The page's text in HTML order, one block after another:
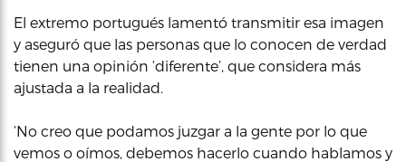
El extremo portugués lamentó transmitir esa imagen
y aseguró que las personas que lo conocen de verdad
tienen una opinión ‘diferente’, que considera más
ajustada a la realidad.
‘No creo que podamos juzgar a la gente por lo que
vemos o oímos, debemos hacerlo cuando hablamos y